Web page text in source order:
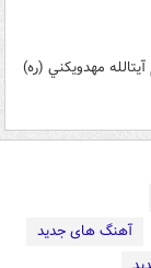
آهنگ های جدید